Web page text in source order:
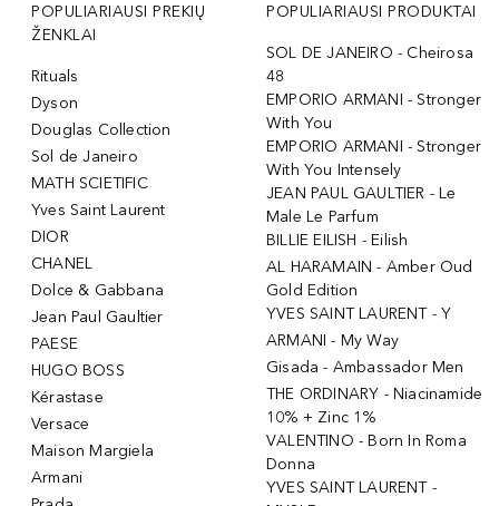
POPULIARIAUSI PREKIŲ
ŽENKLAI
Rituals
Dyson
Douglas Collection
Sol de Janeiro
MATH SCIETIFIC
Yves Saint Laurent
DIOR
CHANEL
Dolce & Gabbana
Jean Paul Gaultier
PAESE
HUGO BOSS
Kérastase
Versace
Maison Margiela
Armani
POPULIARIAUSI PRODUKTAI
SOL DE JANEIRO - Cheirosa
48
EMPORIO ARMANI - Stronger
With You
EMPORIO ARMANI - Stronger
With You Intensely
JEAN PAUL GAULTIER - Le
Male Le Parfum
BILLIE EILISH - Eilish
AL HARAMAIN - Amber Oud
Gold Edition
YVES SAINT LAURENT - Y
ARMANI - My Way
Gisada - Ambassador Men
THE ORDINARY - Niacinamide
10% + Zinc 1%
VALENTINO - Born In Roma
Donna
YVES SAINT LAURENT -